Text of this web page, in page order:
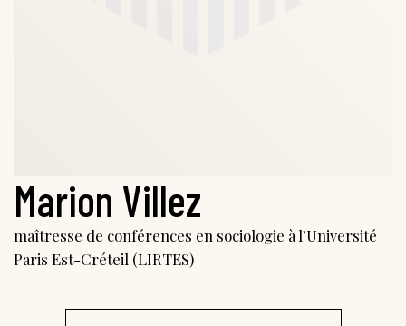
Marion Villez
maîtresse de conférences en sociologie à l’Université
Paris Est-Créteil (LIRTES)